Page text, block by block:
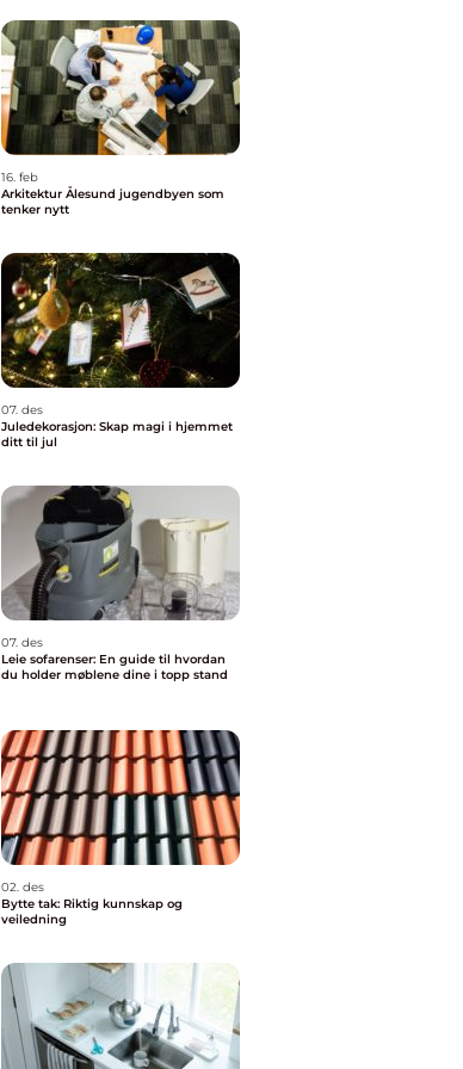
16. feb
Arkitektur Ålesund jugendbyen som
tenker nytt
07. des
Juledekorasjon: Skap magi i hjemmet
ditt til jul
07. des
Leie sofarenser: En guide til hvordan
du holder møblene dine i topp stand
02. des
Bytte tak: Riktig kunnskap og
veiledning